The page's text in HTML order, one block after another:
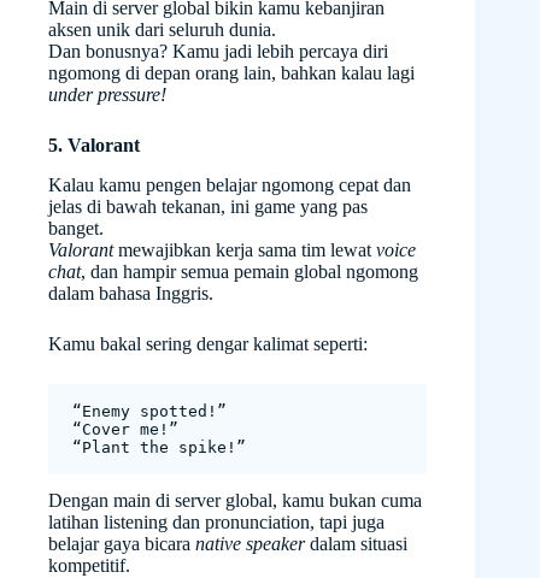
Main di server global bikin kamu kebanjiran
aksen unik dari seluruh dunia.
Dan bonusnya? Kamu jadi lebih percaya diri
ngomong di depan orang lain, bahkan kalau lagi
under pressure!
5. Valorant
Kalau kamu pengen belajar ngomong cepat dan
jelas di bawah tekanan, ini game yang pas
banget.
Valorantmewajibkan kerja sama tim lewat voice
chat, dan hampir semua pemain global ngomong
dalam bahasa Inggris.
Kamu bakal sering dengar kalimat seperti:
“Enemy spotted!”
“Cover me!”
“Plant the spike!”
Dengan main di server global, kamu bukan cuma
latihan listening dan pronunciation, tapi juga
belajar gaya bicara native speakerdalam situasi
kompetitif.